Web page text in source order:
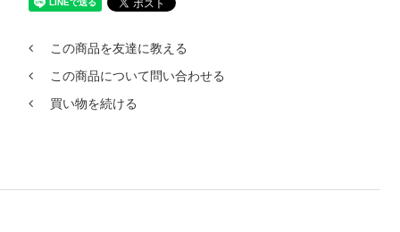
この商品を友達に教える
この商品について問い合わせる
買い物を続ける